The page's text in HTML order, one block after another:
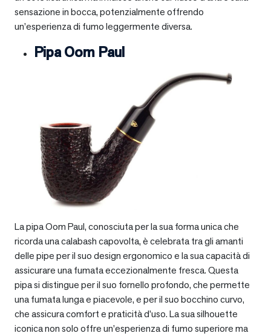
sensazione in bocca, potenzialmente offrendo
un’esperienza di fumo leggermente diversa.
Pipa Oom Paul
La pipa Oom Paul, conosciuta per la sua forma unica che
ricorda una calabash capovolta, è celebrata tra gli amanti
delle pipe per il suo design ergonomico e la sua capacità di
assicurare una fumata eccezionalmente fresca. Questa
pipa si distingue per il suo fornello profondo, che permette
una fumata lunga e piacevole, e per il suo bocchino curvo,
che assicura comfort e praticità d’uso. La sua silhouette
iconica non solo offre un’esperienza di fumo superiore ma